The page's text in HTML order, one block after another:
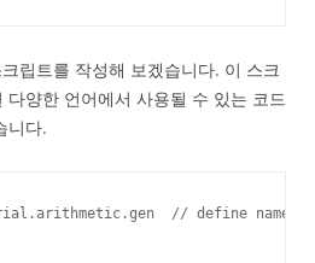
립트를 작성해 보겠습니다. 이 스크
다양한 언어에서 사용될 수 있는 코드
니다.
// define